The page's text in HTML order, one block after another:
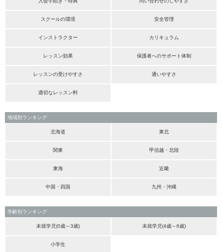
スクールの環境 安全管理
インストラクター カリキュラム
レッスン効果 保護者へのサポート体制
レッスンの受けやすさ 通いやすさ
適切なレッスン料
地域別ランキング
北海道 東北
関東 甲信越・北陸
東海 近畿
中国・四国 九州・沖縄
学齢別ランキング
未就学児(0歳～3歳) 未就学児(4歳～6歳)
小学生